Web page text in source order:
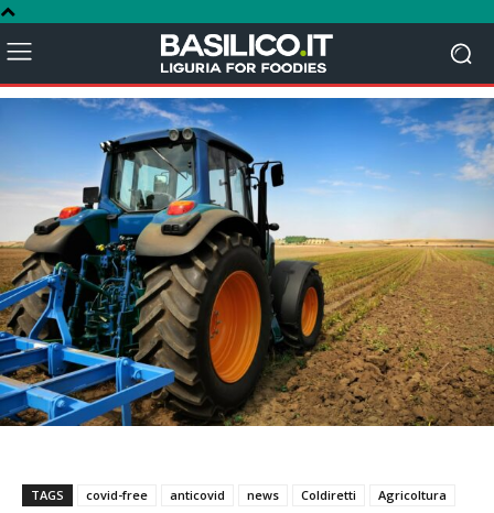
TAGS covid-free anticovid news Coldiretti
Agricoltura